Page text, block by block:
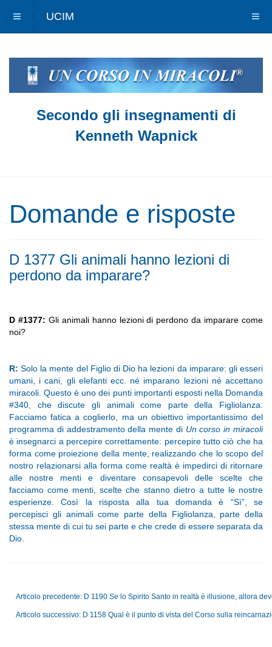
UCIM
Secondo gli insegnamenti di
Kenneth Wapnick
Domande e risposte
D 1377 Gli animali hanno lezioni di
perdono da imparare?
D #1377: Gli animali hanno lezioni di perdono da imparare come
noi?
R:Solo la mente del Figlio di Dio ha lezioni da imparare: gli esseri
umani, i cani, gli elefanti ecc. né imparano lezioni né accettano
miracoli. Questo è uno dei punti importanti esposti nella Domanda
#340, che discute gli animali come parte della Figliolanza.
Facciamo fatica a coglierlo, ma un obiettivo importantissimo del
programma di addestramento della mente di Un corso in miracoli
è insegnarci a percepire correttamente: percepire tutto ciò che ha
forma come proiezione della mente, realizzando che lo scopo del
nostro relazionarsi alla forma come realtà è impedirci di ritornare
alle nostre menti e diventare consapevoli delle scelte che
facciamo come menti, scelte che stanno dietro a tutte le nostre
esperienze. Così la risposta alla tua domanda è “Sì”, se
percepisci gli animali come parte della Figliolanza, parte della
stessa mente di cui tu sei parte e che crede di essere separata da
Dio.
Articolo precedente: D 1190 Se lo Spirito Santo in realtà è illusione, allora
Articolo successivo: D 1158 Qual è il punto di vista del Corso sulla